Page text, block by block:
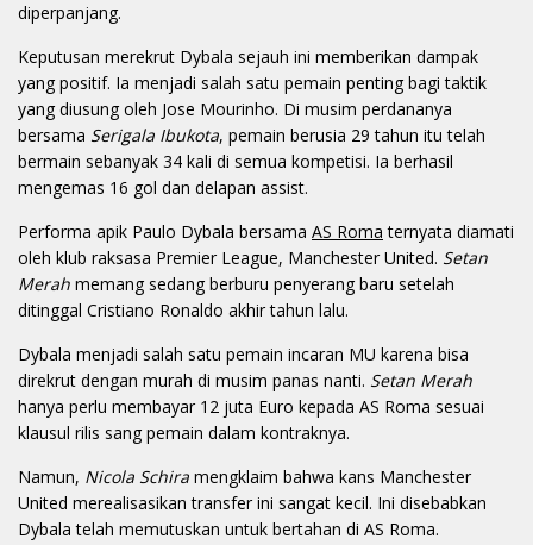
diperpanjang.
Keputusan merekrut Dybala sejauh ini memberikan dampak
yang positif. Ia menjadi salah satu pemain penting bagi taktik
yang diusung oleh Jose Mourinho. Di musim perdananya
bersama Serigala Ibukota, pemain berusia 29 tahun itu telah
bermain sebanyak 34 kali di semua kompetisi. Ia berhasil
mengemas 16 gol dan delapan assist.
Performa apik Paulo Dybala bersama AS Roma ternyata diamati
oleh klub raksasa Premier League, Manchester United. Setan
Merah memang sedang berburu penyerang baru setelah
ditinggal Cristiano Ronaldo akhir tahun lalu.
Dybala menjadi salah satu pemain incaran MU karena bisa
direkrut dengan murah di musim panas nanti. Setan Merah
hanya perlu membayar 12 juta Euro kepada AS Roma sesuai
klausul rilis sang pemain dalam kontraknya.
Namun, Nicola Schira mengklaim bahwa kans Manchester
United merealisasikan transfer ini sangat kecil. Ini disebabkan
Dybala telah memutuskan untuk bertahan di AS Roma.